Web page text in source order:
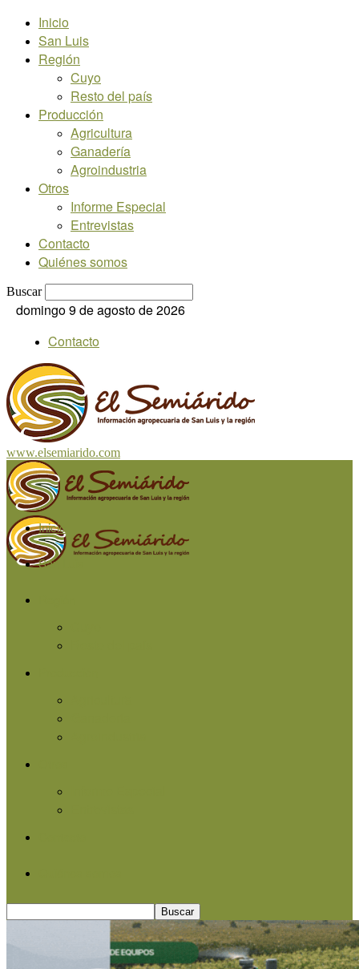
Inicio
San Luis
Región
Cuyo
Resto del país
Producción
Agricultura
Ganadería
Agroindustria
Otros
Informe Especial
Entrevistas
Contacto
Quiénes somos
Buscar
domingo 9 de agosto de 2026
Contacto
www.elsemiarido.com
Inicio
San Luis